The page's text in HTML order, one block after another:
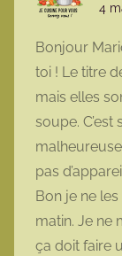
4
Bonjour
toi ! Le titre
mais elles
soupe.
pas
Bon je ne
matin. Je ne
ça doit faire